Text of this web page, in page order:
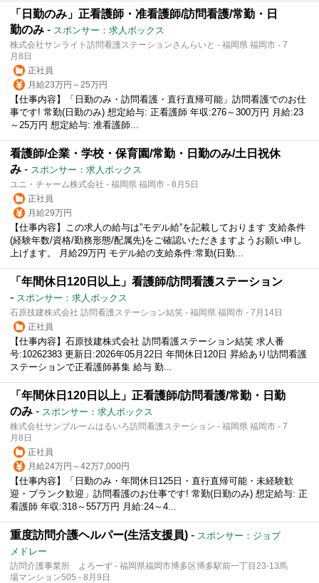
「日勤のみ」正看護師・准看護師/訪問看護/常勤・日
勤のみ - スポンサー：求人ボックス
株式会社サンライト訪問看護ステーションさんらいと - 福岡県 福岡市 - 7
月8日
正社員
月給23万円～25万円
【仕事内容】「日勤のみ・訪問看護・直行直帰可能」訪問看護でのお仕
事です! 常勤(日勤のみ) 想定給与: 正看護師 年収:276～300万円 月給:23
～25万円 想定給与: 准看護師...
看護師/企業・学校・保育園/常勤・日勤のみ/土日祝休
み - スポンサー：求人ボックス
ユニ・チャーム株式会社 - 福岡県 福岡市 - 8月5日
正社員
月給29万円
【仕事内容】この求人の給与は”モデル給”を記載しております 支給条件
(経験年数/資格/勤務形態/配属先)をご確認いただきますようお願い申し
上げます。 月給29万円 モデル給の支給条件:常勤(日勤...
「年間休日120日以上」看護師/訪問看護ステーション
- スポンサー：求人ボックス
石原技建株式会社 訪問看護ステーション結笑 - 福岡県 福岡市 - 7月14日
正社員
【仕事内容】石原技建株式会社 訪問看護ステーション結笑 求人番
号:10262383 更新日:2026年05月22日 年間休日120日 昇給あり!訪問看護
ステーションで正看護師募集 給与 勤...
「年間休日120日以上」正看護師/訪問看護/常勤・日勤
のみ - スポンサー：求人ボックス
株式会社サンブルームはるいろ訪問看護ステーション - 福岡県 福岡市 - 7
月8日
正社員
月給24万円～42万7,000円
【仕事内容】「日勤のみ・年間休日125日・直行直帰可能・未経験歓
迎・ブランク歓迎」訪問看護のお仕事です! 常勤(日勤のみ) 想定給与: 正
看護師 年収:318～557万円 月給:24～4...
重度訪問介護ヘルパー(生活支援員) - スポンサー：ジョブ
メドレー
訪問介護事業所 よろーず - 福岡県福岡市博多区博多駅前一丁目23-13馬
場マンション505 - 8月9日